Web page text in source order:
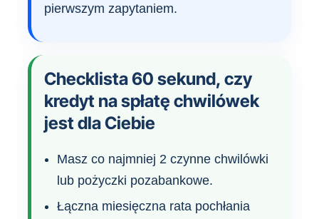
pierwszym zapytaniem.
Checklista 60 sekund, czy
kredyt na spłatę chwilówek
jest dla Ciebie
Masz co najmniej 2 czynne chwilówki
lub pożyczki pozabankowe.
Łączna miesięczna rata pochłania